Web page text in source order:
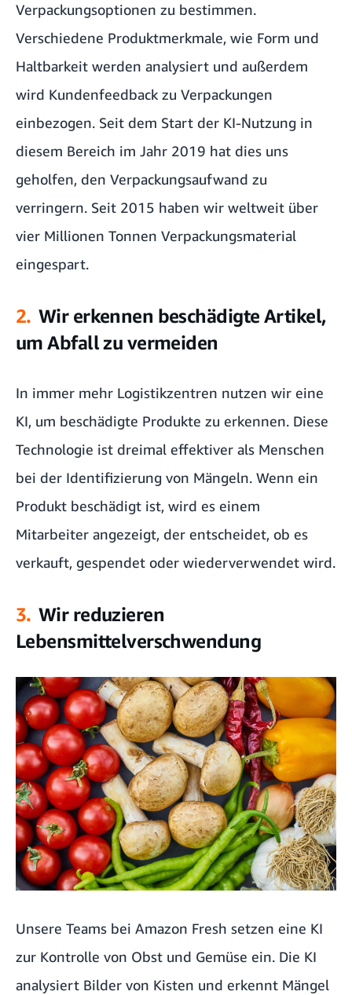
Verpackungsoptionen zu bestimmen.
Verschiedene Produktmerkmale, wie Form und
Haltbarkeit werden analysiert und außerdem
wird Kundenfeedback zu Verpackungen
einbezogen. Seit dem Start der KI-Nutzung in
diesem Bereich im Jahr 2019 hat dies uns
geholfen, den Verpackungsaufwand zu
verringern. Seit 2015 haben wir weltweit über
vier Millionen Tonnen Verpackungsmaterial
eingespart.
2. Wir erkennen beschädigte Artikel,
um Abfall zu vermeiden
In immer mehr Logistikzentren nutzen wir eine
KI, um beschädigte Produkte zu erkennen. Diese
Technologie ist dreimal effektiver als Menschen
bei der Identifizierung von Mängeln. Wenn ein
Produkt beschädigt ist, wird es einem
Mitarbeiter angezeigt, der entscheidet, ob es
verkauft, gespendet oder wiederverwendet wird.
3. Wir reduzieren
Lebensmittelverschwendung
Unsere Teams bei Amazon Fresh setzen eine KI
zur Kontrolle von Obst und Gemüse ein. Die KI
analysiert Bilder von Kisten und erkennt Mängel